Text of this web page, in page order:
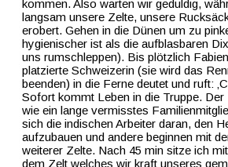
kommen. Also warten wir geduldig,
langsam unsere Zelte, unsere
erobert. Gehen in die Dünen um zu
hygienischer ist als die aufblasbaren
uns rumschleppen). Bis plötzlich
platzierte Schweizerin (sie wird das
beenden) in die Ferne deutet und ruft:
Sofort kommt Leben in die Truppe.
wie ein lange vermisstes
sich die indischen Arbeiter daran, den
aufzubauen und andere beginnen mit
weiterer Zelte. Nach 45 min sitze ich
dem Zelt welches wir kraft unseres